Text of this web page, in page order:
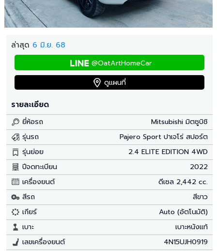
ล่าสุด 6 มิ.ย. 68
@OatArtHomeCar
ดูแผนที่
รายละเอียด
ยี่ห้อรถ
Mitsubishi มิตซูบิชิ
รุ่นรถ
Pajero Sport ปาเจโร่ สปอร์ต
รุ่นย่อย
2.4 ELITE EDITION 4WD
ปีจดทะเบียน
2022
เครื่องยนต์
ดีเซล 2,442 cc.
สีรถ
สีขาว
เกียร์
Auto (อัตโนมัติ)
เบาะ
เบาะหนังแท้
เลขเครื่องยนต์
4N15UJH0919